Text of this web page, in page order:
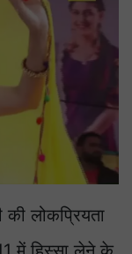
की लोकप्रियता